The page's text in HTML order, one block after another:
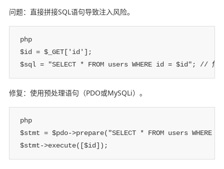
问题：直接拼接SQL语句导致注入风险。
php
$id = $_GET['id'];
$sql = "SELECT * FROM users WHERE id = $id"; // 危
修复：使用预处理语句（PDO或MySQLi）。
php
$stmt = $pdo->prepare("SELECT * FROM users
$stmt->execute([$id]);